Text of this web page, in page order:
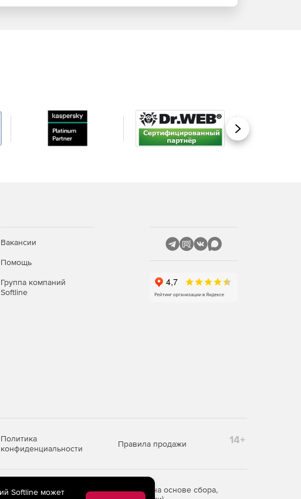
Вперед
Вакансии
Помощь
Группа компаний
Softline
Политика
конфиденциальности
Правила продажи 14+
предоставления информации на основе сбора,
Softline может